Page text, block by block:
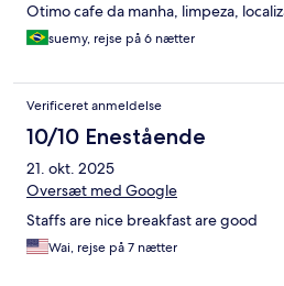
Otimo cafe da manha, limpeza,
suemy, rejse på 6 nætter
Verificeret anmeldelse
10/10 Enestående
21. okt. 2025
Oversæt med Google
Staffs are nice breakfast are good
Wai, rejse på 7 nætter